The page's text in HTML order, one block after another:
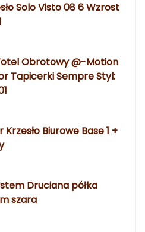
Solo Visto 08 6 Wzrost
Obrotowy @-Motion
Tapicerki Sempre Styl:
Krzesło Biurowe Base 1 +
Druciana półka
szara